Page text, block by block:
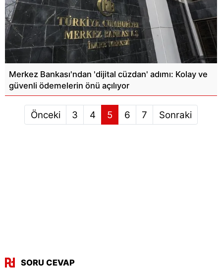
Merkez Bankası'ndan 'dijital cüzdan' adımı: Kolay ve
güvenli ödemelerin önü açılıyor
Önceki 3 4 5 6 7 Sonraki
SORU CEVAP